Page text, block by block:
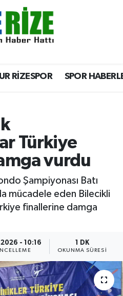
RİZESPOR SPOR
Türkiye
vurdu
Şampiyonası Batı
mücadele eden Bilecikli
finallerine damga
- 10:16 1 DK
OKUNMA SÜRESI
Haritası
ve Fikstür